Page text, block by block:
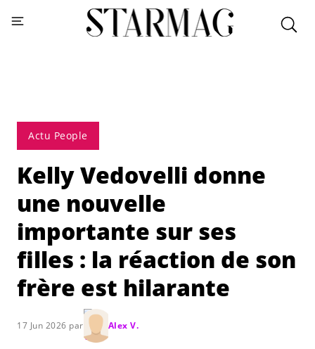
Actu People
Kelly Vedovelli donne
une nouvelle
importante sur ses
filles : la réaction de son
frère est hilarante
17 Jun 2026 par Alex V.